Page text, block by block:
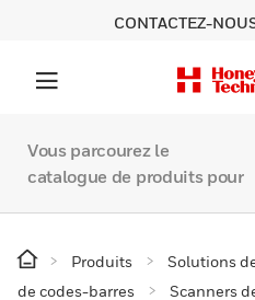
CONTACTEZ-
Vous parcourez le
catalogue de produits pour
Produits Solutions
de codes-barres
Scanners